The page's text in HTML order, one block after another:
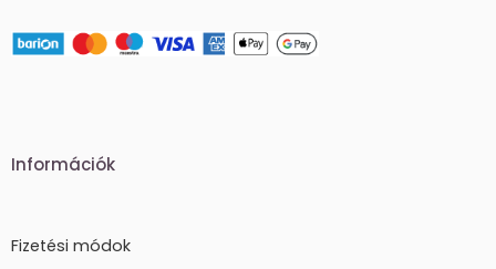
Információk
Fizetési módok